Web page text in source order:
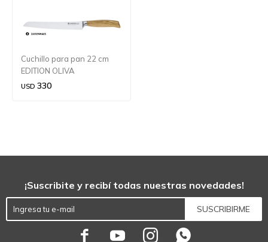
Cuchillo para pan 22 cm
EDITION OLIVA
USD 330
¡Suscribite y recibí todas nuestras novedades!
SUSCRIBIRME
   